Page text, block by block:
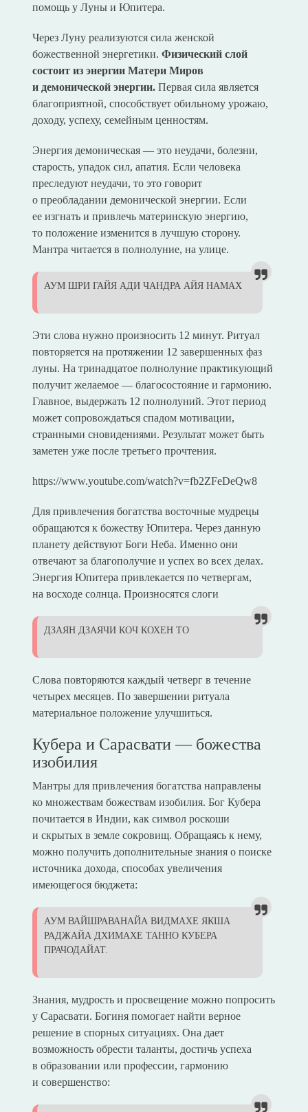
помощь у Луны и Юпитера.
Через Луну реализуются сила женской
божественной энергетики. Физический слой
состоит из энергии Матери Миров
и демонической энергии.Первая сила является
благоприятной, способствует обильному урожаю,
доходу, успеху, семейным ценностям.
Энергия демоническая — это неудачи, болезни,
старость, упадок сил, апатия. Если человека
преследуют неудачи, то это говорит
о преобладании демонической энергии. Если
ее изгнать и привлечь материнскую энергию,
то положение изменится в лучшую сторону.
Мантра читается в полнолуние, на улице.
АУМ ШРИ ГАЙЯ АДИ ЧАНДРА АЙЯ НАМАХ
Эти слова нужно произносить 12 минут. Ритуал
повторяется на протяжении 12 завершенных фаз
луны. На тринадцатое полнолуние практикующий
получит желаемое — благосостояние и гармонию.
Главное, выдержать 12 полнолуний. Этот период
может сопровождаться спадом мотивации,
странными сновидениями. Результат может быть
заметен уже после третьего прочтения.
https://www.youtube.com/watch?v=fb2ZFeDeQw8
Для привлечения богатства восточные мудрецы
обращаются к божеству Юпитера. Через данную
планету действуют Боги Неба. Именно они
отвечают за благополучие и успех во всех делах.
Энергия Юпитера привлекается по четвергам,
на восходе солнца. Произносятся слоги
ДЗАЯН ДЗАЯЧИ КОЧ КОХЕН ТО
Слова повторяются каждый четверг в течение
четырех месяцев. По завершении ритуала
материальное положение улучшиться.
Кубера и Сарасвати — божества
изобилия
Мантры для привлечения богатства направлены
ко множествам божествам изобилия. Бог Кубера
почитается в Индии, как символ роскоши
и скрытых в земле сокровищ. Обращаясь к нему,
можно получить дополнительные знания о поиске
источника дохода, способах увеличения
имеющегося бюджета:
АУМ ВАЙШРАВАНАЙА ВИДМАХЕ ЯКША
РАДЖАЙА ДХИМАХЕ ТАННО КУБЕРА
ПРАЧОДАЙАТ.
Знания, мудрость и просвещение можно попросить
у Сарасвати. Богиня помогает найти верное
решение в спорных ситуациях. Она дает
возможность обрести таланты, достичь успеха
в образовании или профессии, гармонию
и совершенство: